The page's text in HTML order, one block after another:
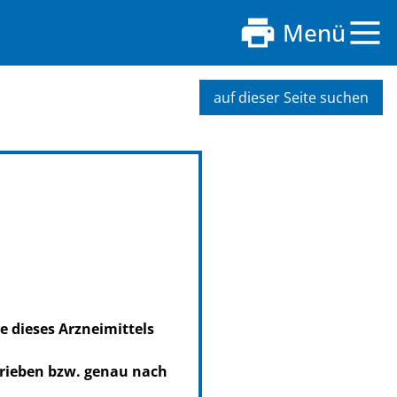
Menü
auf dieser Seite suchen
dieses Arzneimittels
bzw. genau nach